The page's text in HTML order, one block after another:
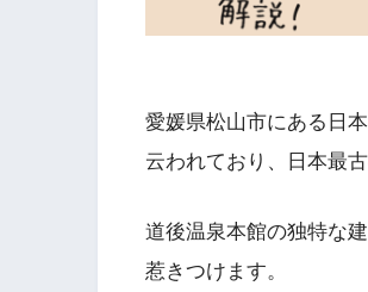
愛媛県松山市にある日
云われており、日本最
道後温泉本館の独特な
惹きつけます。